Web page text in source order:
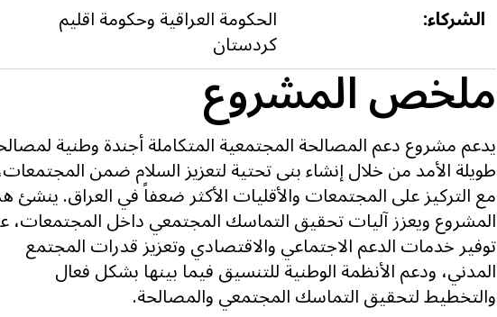
الشركاء:
الحكومة العراقية وحكومة اقليم
كردستان
ملخص المشروع
يدعم مشروع دعم المصالحة المجتمعية المتكاملة أجندة وطنية
طويلة الأمد من خلال إنشاء بنى تحتية لتعزيز السلام ضمن
مع التركيز على المجتمعات والأقليات الأكثر ضعفاً في العراق. ينشئ
المشروع ويعزز آليات تحقيق التماسك المجتمعي داخل المجتمعات،
توفير خدمات الدعم الاجتماعي والاقتصادي وتعزيز قدرات المجتمع
المدني، ودعم الأنظمة الوطنية للتنسيق فيما بينها بشكل فعال
والتخطيط لتحقيق التماسك المجتمعي والمصالحة.